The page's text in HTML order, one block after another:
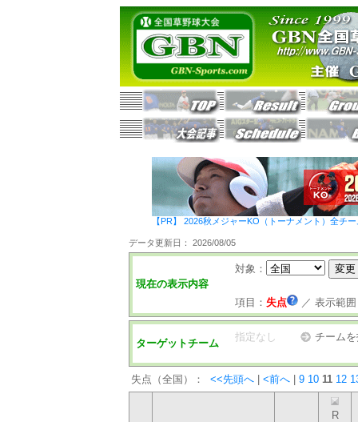
【PR】 2026秋メジャーKO（トーナメント）全チ
データ更新日： 2026/08/05
現在の表示内容
対象：
項目： 失点 ／ 表示範囲
ターゲットチーム
指定なし チーム
失点（全国）： <<先頭へ <前へ 9 10 11 12
R